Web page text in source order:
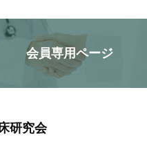
会員専用ページ
研究会